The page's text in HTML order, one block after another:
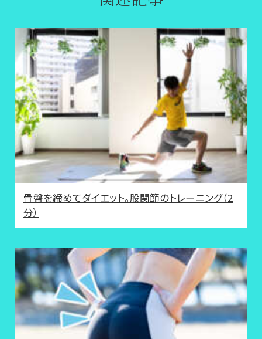
骨盤を締めてダイエット。股関節のトレーニング（2
分）